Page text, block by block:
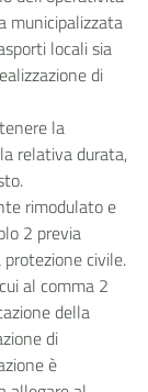
municipalizzata
locali sia
di
la
relativa durata,
rimodulato e
2 previa
civile.
al comma 2
della
di
è